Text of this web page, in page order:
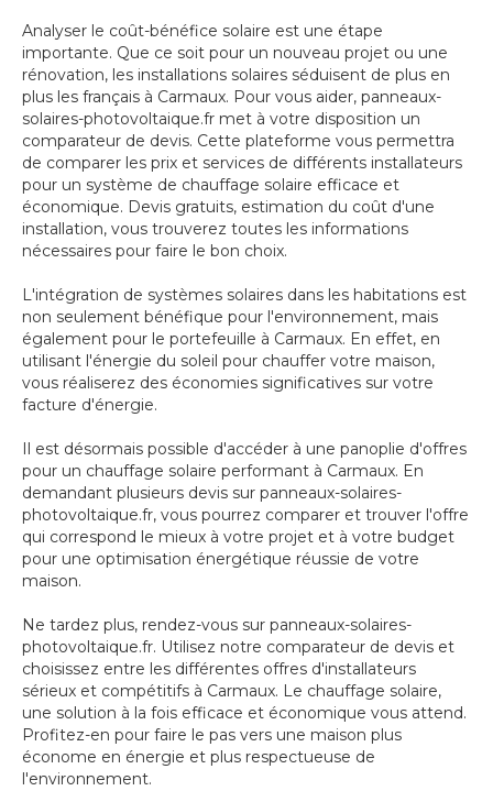
Analyser le coût-bénéfice solaire est une étape
importante. Que ce soit pour un nouveau projet ou une
rénovation, les installations solaires séduisent de plus en
plus les français à Carmaux. Pour vous aider, panneaux-
solaires-photovoltaique.fr met à votre disposition un
comparateur de devis. Cette plateforme vous permettra
de comparer les prix et services de différents installateurs
pour un système de chauffage solaire efficace et
économique. Devis gratuits, estimation du coût d'une
installation, vous trouverez toutes les informations
nécessaires pour faire le bon choix.
L'intégration de systèmes solaires dans les habitations est
non seulement bénéfique pour l'environnement, mais
également pour le portefeuille à Carmaux. En effet, en
utilisant l'énergie du soleil pour chauffer votre maison,
vous réaliserez des économies significatives sur votre
facture d'énergie.
Il est désormais possible d'accéder à une panoplie d'offres
pour un chauffage solaire performant à Carmaux. En
demandant plusieurs devis sur panneaux-solaires-
photovoltaique.fr, vous pourrez comparer et trouver l'offre
qui correspond le mieux à votre projet et à votre budget
pour une optimisation énergétique réussie de votre
maison.
Ne tardez plus, rendez-vous sur panneaux-solaires-
photovoltaique.fr. Utilisez notre comparateur de devis et
choisissez entre les différentes offres d'installateurs
sérieux et compétitifs à Carmaux. Le chauffage solaire,
une solution à la fois efficace et économique vous attend.
Profitez-en pour faire le pas vers une maison plus
économe en énergie et plus respectueuse de
l'environnement.